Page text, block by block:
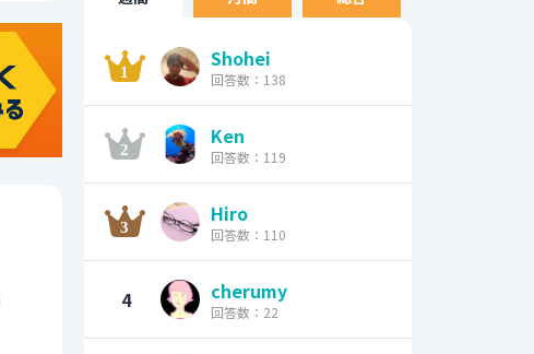
Shohei
回答数：138
Ken
回答数：119
Hiro
回答数：110
4 cherumy
回答数：22